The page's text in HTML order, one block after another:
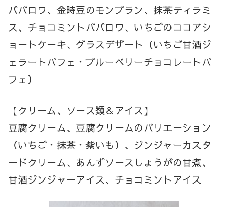
ババロワ、金時豆のモンブラン、抹茶ティラミ
ス、チョコミントババロワ、いちごのココアシ
ョートケーキ、グラスデザート（いちご甘酒ジ
ェラートパフェ・ブルーベリーチョコレートパ
フェ）
【クリーム、ソース類＆アイス】
豆腐クリーム、豆腐クリームのバリエーション
（いちご・抹茶・紫いも）、ジンジャーカスタ
ードクリーム、あんずソースしょうがの甘煮、
甘酒ジンジャーアイス、チョコミントアイス